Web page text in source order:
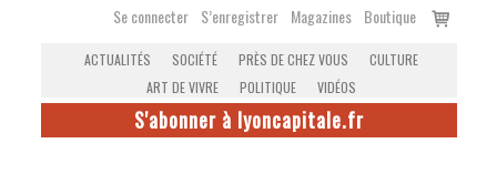
Se connecter S’enregistrer Magazines Boutique
Voir
ACTUALITÉS SOCIÉTÉ PRÈS DE CHEZ VOUS
CULTURE
ART DE VIVRE
POLITIQUE VIDÉOS
S'abonner à lyoncapitale.fr